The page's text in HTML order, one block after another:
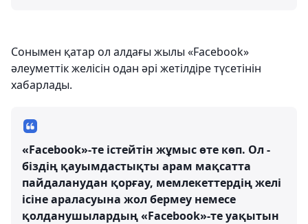
Сонымен қатар ол алдағы жылы «Facebook»
әлеуметтік желісін одан әрі жетілдіре түсетінін
хабарлады.
«Facebook»-те істейтін жұмыс өте көп. Ол -
біздің қауымдастықты арам мақсатта
пайдаланудан қорғау, мемлекеттердің желі
ісіне араласуына жол бермеу немесе
қолданушылардың «Facebook»-те уақытын